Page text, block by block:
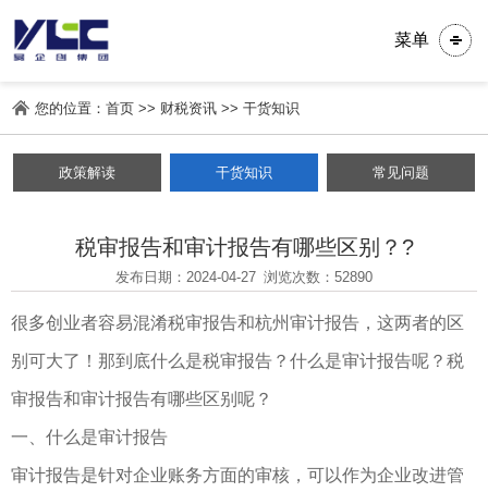
菜单
您的位置：首页 >> 财税资讯 >>干货知识
政策解读 干货知识 常见问题
税审报告和审计报告有哪些区别？?
发布日期：2024-04-27 浏览次数：52890
很多创业者容易混淆税审报告和杭州审计报告，这两者的区
别可大了！那到底什么是税审报告？什么是审计报告呢？税
审报告和审计报告有哪些区别呢？
一、什么是审计报告
审计报告是针对企业账务方面的审核，可以作为企业改进管